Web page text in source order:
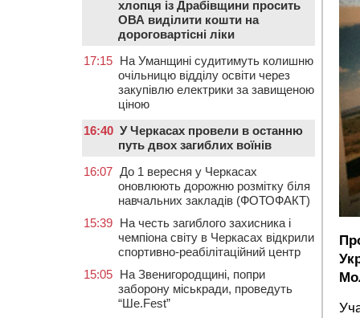
хлопця із Драбівщини просить
ОВА виділити кошти на
дороговартісні ліки
17:15 На Уманщині судитимуть колишню
очільницю відділу освіти через
закупівлю електрики за завищеною
ціною
16:40 У Черкасах провели в останню
путь двох загиблих воїнів
16:07 До 1 вересня у Черкасах
оновлюють дорожню розмітку біля
навчальних закладів (ФОТОФАКТ)
15:39 На честь загиблого захисника і
чемпіона світу в Черкасах відкрили
спортивно-реабілітаційний центр
15:05 На Звенигородщині, попри
заборону міськради, проведуть
“Ше.Fest”